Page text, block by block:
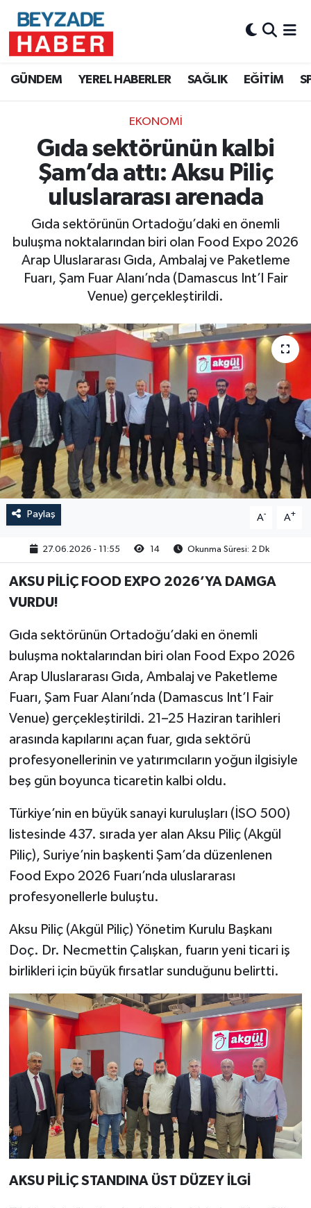
GÜNDEM YEREL HABERLER SAĞLIK EĞİTİM
EKONOMİ
Gıda sektörünün kalbi
Şam’da attı: Aksu Piliç
uluslararası arenada
Gıda sektörünün Ortadoğu’daki en önemli
buluşma noktalarından biri olan Food Expo 2026
Arap Uluslararası Gıda, Ambalaj ve Paketleme
Fuarı, Şam Fuar Alanı’nda (Damascus Int’l Fair
Venue) gerçekleştirildi.
Paylaş A- A+
27.06.2026 - 11:55 14 Okunma Süresi: 2 Dk
AKSU PİLİÇ FOOD EXPO 2026’YA DAMGA
VURDU!
Gıda sektörünün Ortadoğu’daki en önemli
buluşma noktalarından biri olan Food Expo 2026
Arap Uluslararası Gıda, Ambalaj ve Paketleme
Fuarı, Şam Fuar Alanı’nda (Damascus Int’l Fair
Venue) gerçekleştirildi. 21–25 Haziran tarihleri
arasında kapılarını açan fuar, gıda sektörü
profesyonellerinin ve yatırımcıların yoğun ilgisiyle
beş gün boyunca ticaretin kalbi oldu.
Türkiye’nin en büyük sanayi kuruluşları (İSO 500)
listesinde 437. sırada yer alan Aksu Piliç (Akgül
Piliç), Suriye’nin başkenti Şam’da düzenlenen
Food Expo 2026 Fuarı’nda uluslararası
profesyonellerle buluştu.
Aksu Piliç (Akgül Piliç) Yönetim Kurulu Başkanı
Doç. Dr. Necmettin Çalışkan, fuarın yeni ticari iş
birlikleri için büyük fırsatlar sunduğunu belirtti.
AKSU PİLİÇ STANDINA ÜST DÜZEY İLGİ
Hava Durumu
Süper Lig Puan Durumu ve Fikstür
Tüm Manşetler
Son Dakika Haberleri
Haber Arşivi